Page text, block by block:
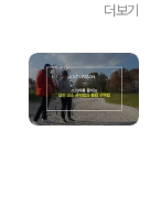
더보기